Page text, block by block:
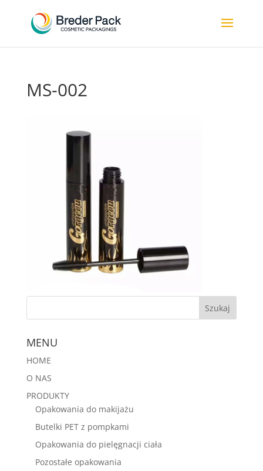
MS-002
MENU
HOME
O NAS
PRODUKTY
Opakowania do makijażu
Butelki PET z pompkami
Opakowania do pielęgnacji ciała
Pozostałe opakowania